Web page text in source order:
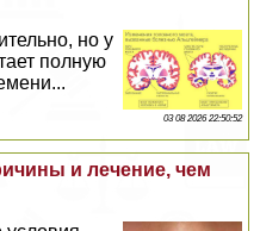
но у
полную
03 08 2026 22:50:52
и лечение, чем